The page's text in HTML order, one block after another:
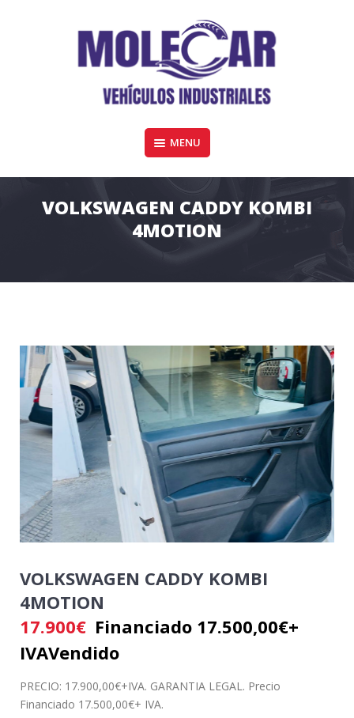
MOLECAR VEHÍCULOS COMERCIALES
Furgonetas y vehiculos industriales de todas las marcas en Córdoba
MENU
VOLKSWAGEN CADDY KOMBI
4MOTION
VOLKSWAGEN CADDY KOMBI
4MOTION
17.900€ Financiado 17.500,00€+
IVAVendido
PRECIO: 17.900,00€+IVA. GARANTIA LEGAL. Precio
Financiado 17.500,00€+ IVA.